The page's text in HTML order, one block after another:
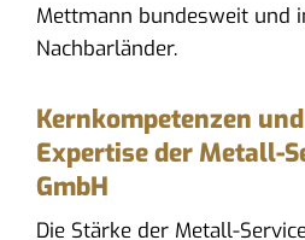
Mettmann bundesweit und
Nachbarländer.
Kernkompetenzen
Expertise der Metall-
GmbH
Die Stärke der Metall-